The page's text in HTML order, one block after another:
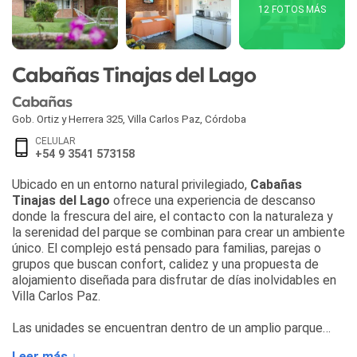
12 FOTOS MÁS
Cabañas Tinajas del Lago
Cabañas
Gob. Ortiz y Herrera 325 Villa Carlos Paz Córdoba
CELULAR
+54 9 3541 573158
Ubicado en un entorno natural privilegiado, Cabañas
Tinajas del Lago ofrece una experiencia de descanso
donde la frescura del aire, el contacto con la naturaleza y
la serenidad del parque se combinan para crear un ambiente
único. El complejo está pensado para familias, parejas o
grupos que buscan confort, calidez y una propuesta de
alojamiento diseñada para disfrutar de días inolvidables en
Villa Carlos Paz.
Las unidades se encuentran dentro de un amplio parque